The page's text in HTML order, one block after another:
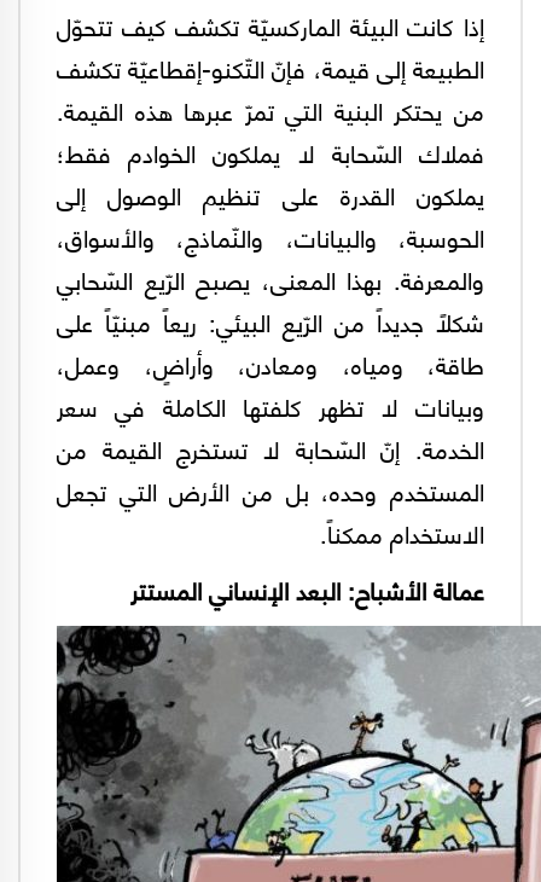
إذا كانت البيئة الماركسيّة تكشف كيف تتحوّل
الطبيعة إلى قيمة، فإنّ التّكنو-إقطاعيّة تكشف
من يحتكر البنية التي تمرّ عبرها هذه القيمة.
فملاك السّحابة لا يملكون الخوادم فقط؛
يملكون القدرة على تنظيم الوصول إلى
الحوسبة، والبيانات، والنّماذج، والأسواق،
والمعرفة. بهذا المعنى، يصبح الرّيع السّحابي
شكلاً جديداً من الرّيع البيئي: ريعاً مبنيّاً على
طاقة، ومياه، ومعادن، وأراضٍ، وعمل،
وبيانات لا تظهر كلفتها الكاملة في سعر
الخدمة. إنّ السّحابة لا تستخرج القيمة من
المستخدم وحده، بل من الأرض التي تجعل
الاستخدام ممكناً.
عمالة الأشباح: البعد الإنساني المستتر